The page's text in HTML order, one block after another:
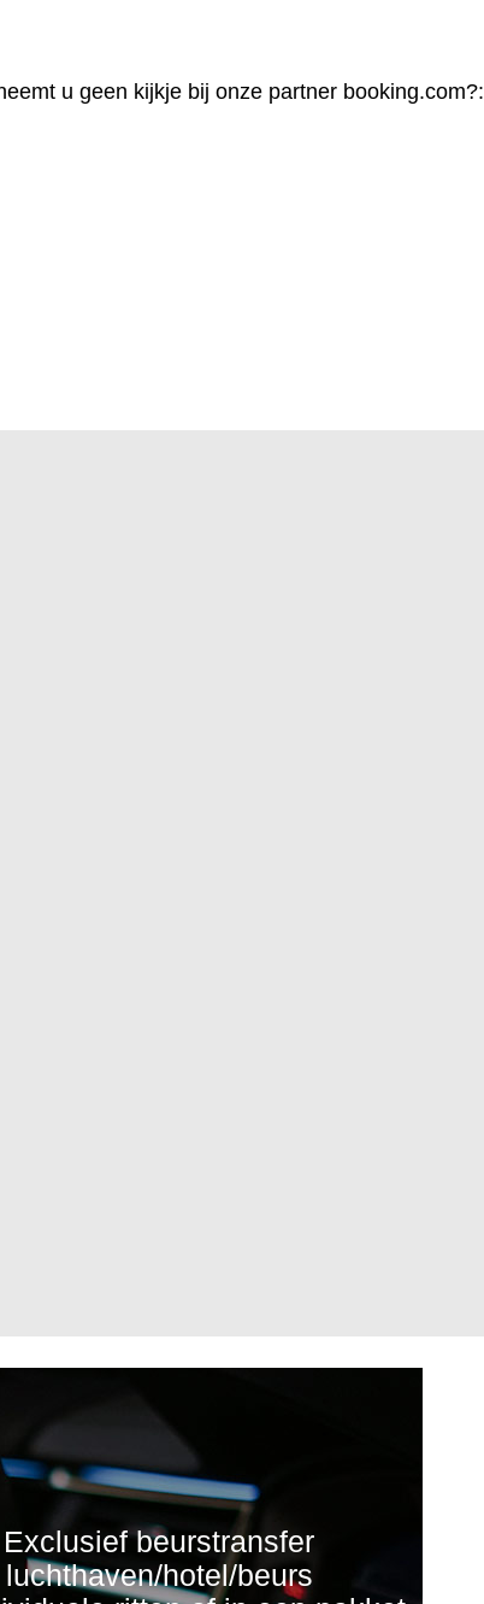
u geen kijkje bij onze partner booking.com?:
Exclusief beurstransfer
luchthaven/hotel/beurs